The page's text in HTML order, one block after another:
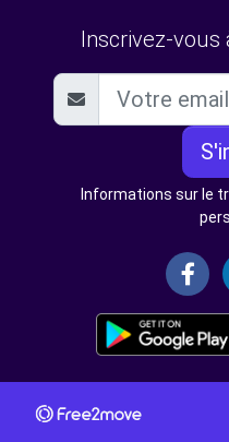
Inscrivez-vous
Informations sur le